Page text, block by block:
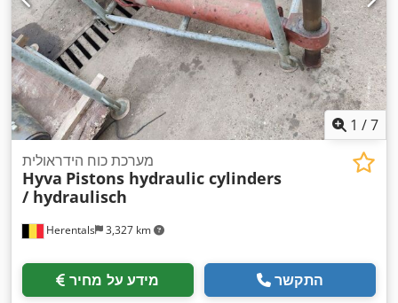
1 /7
Herentals 3,327 km
מערכת כוח הידראולית
Hyva Pistons hydraulic cylinders
/ hydraulisch
מידע על מחיר התקשר